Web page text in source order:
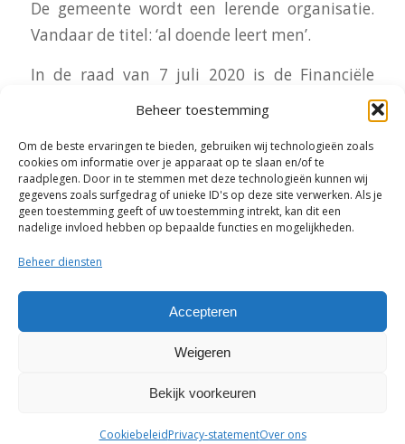
Beheer toestemming
Om de beste ervaringen te bieden, gebruiken wij technologieën zoals
cookies om informatie over je apparaat op te slaan en/of te
raadplegen. Door in te stemmen met deze technologieën kunnen wij
gegevens zoals surfgedrag of unieke ID's op deze site verwerken. Als je
geen toestemming geeft of uw toestemming intrekt, kan dit een
nadelige invloed hebben op bepaalde functies en mogelijkheden.
Beheer diensten
Accepteren
Weigeren
Bekijk voorkeuren
CookiebeleidPrivacy-statementOver ons
De gemeente wordt een lerende organisatie.
Vandaar de titel: ‘al doende leert men’.
In de raad van 7 juli 2020 is de Financiële
analyse behandeld.
Via de volgendelinkkunt u de beschouwing
van de PGA voor 2020 lezen.
Deel dit stuk